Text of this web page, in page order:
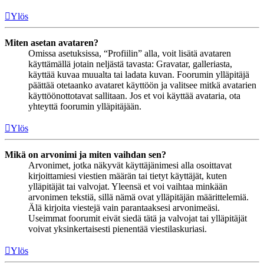
Ylös
Miten asetan avataren?
Omissa asetuksissa, “Profiilin” alla, voit lisätä avataren
käyttämällä jotain neljästä tavasta: Gravatar, galleriasta,
käyttää kuvaa muualta tai ladata kuvan. Foorumin ylläpitäjä
päättää otetaanko avataret käyttöön ja valitsee mitkä avatarien
käyttöönottotavat sallitaan. Jos et voi käyttää avataria, ota
yhteyttä foorumin ylläpitäjään.
Ylös
Mikä on arvonimi ja miten vaihdan sen?
Arvonimet, jotka näkyvät käyttäjänimesi alla osoittavat
kirjoittamiesi viestien määrän tai tietyt käyttäjät, kuten
ylläpitäjät tai valvojat. Yleensä et voi vaihtaa minkään
arvonimen tekstiä, sillä nämä ovat ylläpitäjän määrittelemiä.
Älä kirjoita viestejä vain parantaaksesi arvonimeäsi.
Useimmat foorumit eivät siedä tätä ja valvojat tai ylläpitäjät
voivat yksinkertaisesti pienentää viestilaskuriasi.
Ylös